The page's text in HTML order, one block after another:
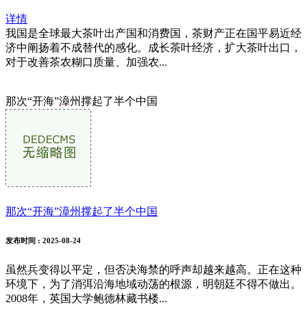
详情
我国是全球最大茶叶出产国和消费国，茶财产正在国平易近经
济中阐扬着不成替代的感化。成长茶叶经济，扩大茶叶出口，
对于改善茶农糊口质量、加强农...
那次“开海”漳州撑起了半个中国
那次“开海”漳州撑起了半个中国
发布时间 : 2025-08-24
虽然兵变得以平定，但否决海禁的呼声却越来越高。正在这种
环境下，为了消弭沿海地域动荡的根源，明朝廷不得不做出。
2008年，英国大学鲍德林藏书楼...